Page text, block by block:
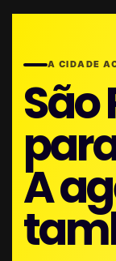
A CIDADE
São
A